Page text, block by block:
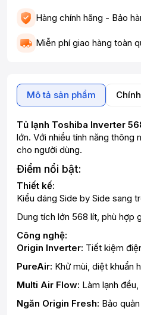
Hàng chính hãng - Bảo
Miễn phí giao hàng toàn
Mô tả sản phẩm
Tủ lạnh Toshiba Inverter
lớn. Với nhiều tính năng thông
cho người dùng.
Điểm nổi bật:
Thiết kế:
Kiểu dáng Side by Side sang
Dung tích lớn 568 lít, phù hợp
Công nghệ:
Origin Inverter: Tiết kiệm
PureAir: Khử mùi, diệt khuẩn
Multi Air Flow: Làm lạnh
Ngăn Origin Fresh: Bảo